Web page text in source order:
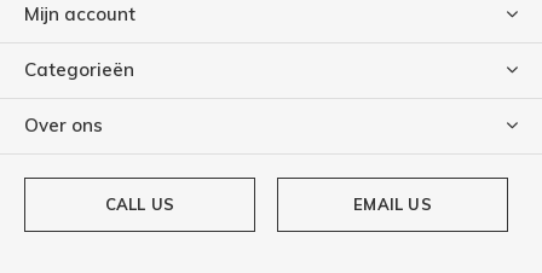
Mijn account
Categorieën
Over ons
CALL US EMAIL US